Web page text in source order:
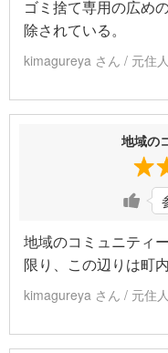
ゴミ捨て専用の広め
除されている。
kimagureya さん / 元住
地域の
地域のコミュニティ
限り、この辺りは町
kimagureya さん / 元住